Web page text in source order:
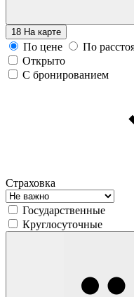
18 На карте
По цене
По
Открыто
С бронированием
Страховка
Государственные
Круглосуточные